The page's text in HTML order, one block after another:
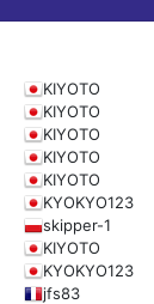
KIYOTO
KIYOTO
KIYOTO
KIYOTO
KIYOTO
KYOKYO123
skipper-1
KIYOTO
KYOKYO123
jfs83